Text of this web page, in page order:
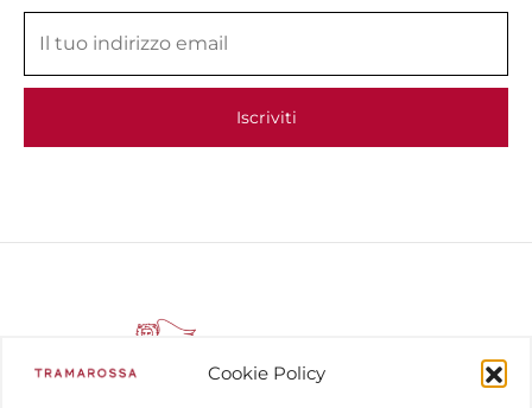
Cookie Policy